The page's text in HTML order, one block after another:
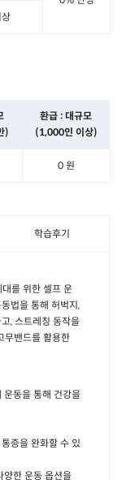
)
환급 : 대규모
(1,000인 이상)
0 원
학습후기
를 위한 셀프 운
법을 통해 허벅지,
, 스트레칭 동작을
무밴드를 활용한
운동을 통해 건강을
증을 완화할 수 있
양한 운동 옵션을